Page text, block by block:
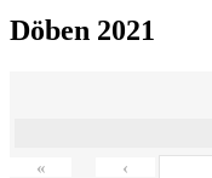
Döben 2021
« ‹